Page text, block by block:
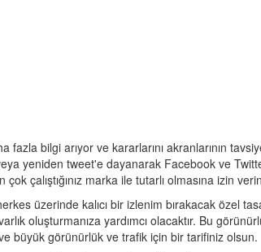
fazla bilgi arıyor ve kararlarını akranlarının
yeniden tweet'e dayanarak Facebook ve
çalıştığınız marka ile tutarlı olmasına izin
üzerinde kalıcı bir izlenim bırakacak özel
oluşturmanıza yardımcı olacaktır. Bu
büyük görünürlük ve trafik için bir tarifiniz olsun.